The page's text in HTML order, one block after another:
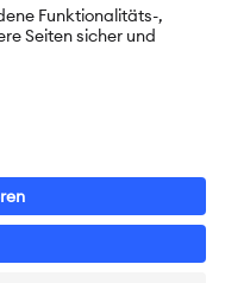
Zukunft“ (PASCH)